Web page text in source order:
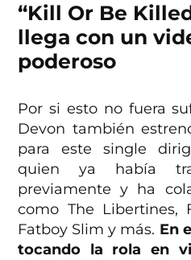
“Kill Or Be
llega con un
poderoso
Por si esto no fuera
Devon también
para este single
quien ya había
previamente y ha
como The Libertines,
Fatboy Slim y más. En
tocando la rola en